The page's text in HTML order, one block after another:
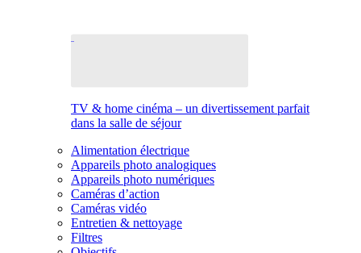
TV & home cinéma – un divertissement parfait
dans la salle de séjour
Alimentation électrique
Appareils photo analogiques
Appareils photo numériques
Caméras d’action
Caméras vidéo
Entretien & nettoyage
Filtres